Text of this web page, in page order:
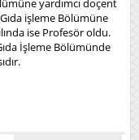
yardımcı doçent
işleme Bölümüne
ise Profesör oldu.
İşleme Bölümünde